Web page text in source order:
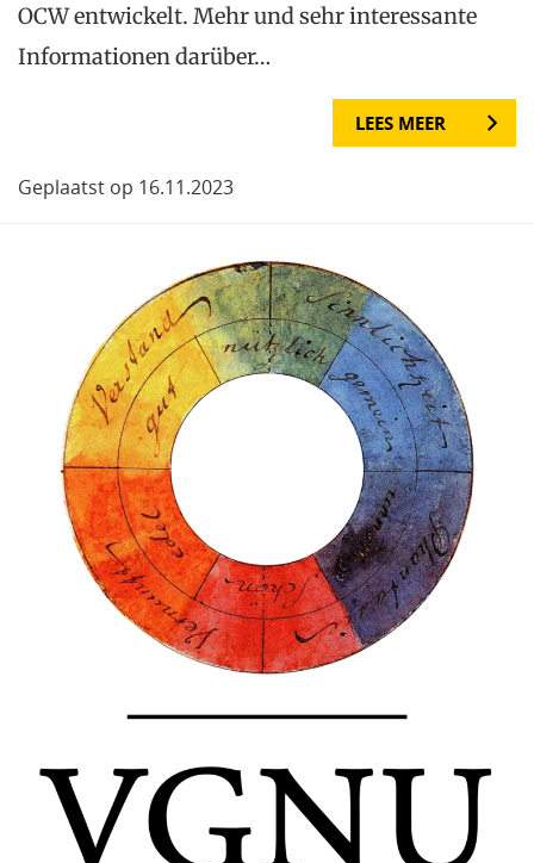
OCW entwickelt. Mehr und sehr interessante
Informationen darüber…
LEES MEER
Geplaatst op 16.11.2023